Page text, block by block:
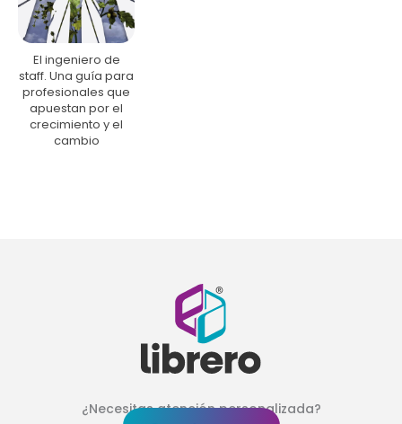
El ingeniero de
staff. Una guía para
profesionales que
apuestan por el
crecimiento y el
cambio
¿Necesitas atención personalizada?